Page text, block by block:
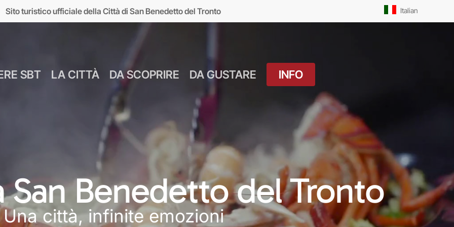
Sito turistico ufficiale della Città di San Benedetto del Tronto Italian
Luglio
Agosto
Culture
Food & Drink
Market
SBT LA CITTÀ DA SCOPRIRE
d’Arte sul Mare
MARE
Lungomare
Giardini sul mare
OUTDOOR
Il Molo
Pista Ciclabile
DA GUSTARE INFO
Bus Navetta Gratuito
Come Spostarsi
Come Arrivare
Orari Messe: Feriale
Orari Messe:
Prefestivo
Orari Messe: Festivo
San Benedetto del Tronto
Una città, infinite emozioni